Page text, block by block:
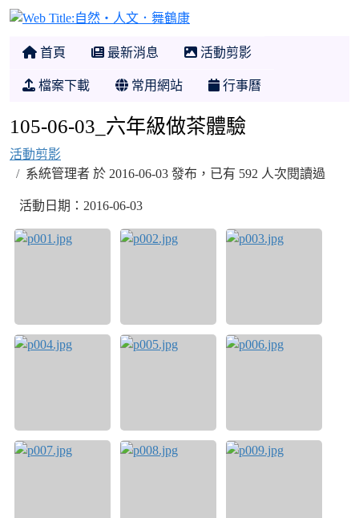
自然‧人文．舞鶴康
首頁 最新消息 活動剪影
檔案下載 常用網站 行事曆
105-06-03_六年級做茶體驗
活動剪影
系統管理者 於 2016-06-03 發布，已有 592 人次閱讀過
活動日期：2016-06-03